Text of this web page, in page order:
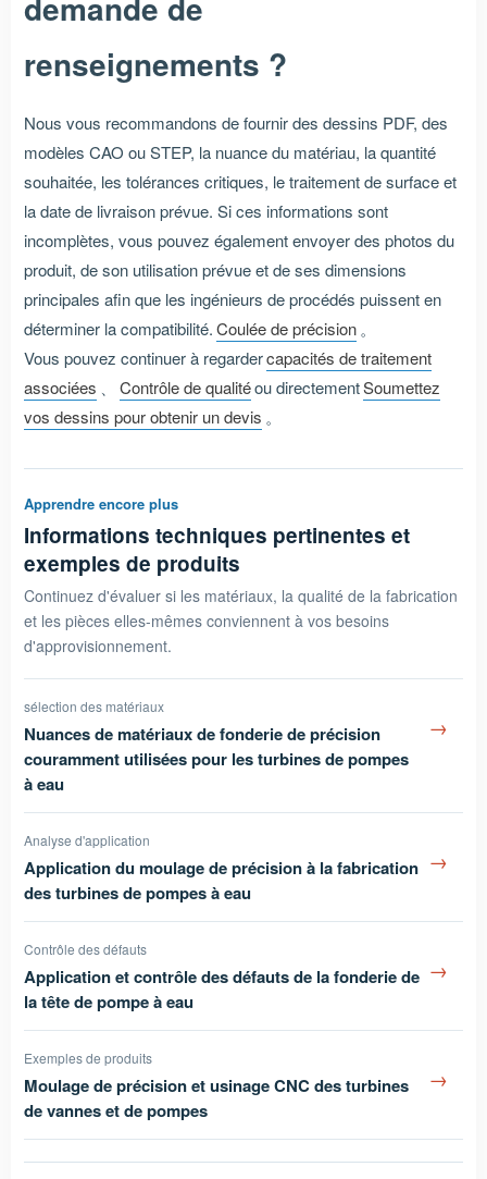
renseignements ?
Nous vous recommandons de fournir des dessins PDF, des
modèles CAO ou STEP, la nuance du matériau, la quantité
souhaitée, les tolérances critiques, le traitement de surface et
la date de livraison prévue. Si ces informations sont
incomplètes, vous pouvez également envoyer des photos du
produit, de son utilisation prévue et de ses dimensions
principales afin que les ingénieurs de procédés puissent en
déterminer la compatibilité.Coulée de précision 。
Vous pouvez continuer à regardercapacités de traitement
associées
Contrôle de qualitéou directementSoumettez
vos dessins pour obtenir un devis 。
Apprendre encore plus
Informations techniques pertinentes et
exemples de produits
Continuez d'évaluer si les matériaux, la qualité de la fabrication
et les pièces elles-mêmes conviennent à vos besoins
d'approvisionnement.
sélection des matériaux
Nuances de matériaux de fonderie de précision
couramment utilisées pour les turbines de pompes
à eau
→
Analyse d'application
Application du moulage de précision à la fabrication
des turbines de pompes à eau
→
Contrôle des défauts
Application et contrôle des défauts de la fonderie de
la tête de pompe à eau
→
Exemples de produits
Moulage de précision et usinage CNC des turbines
de vannes et de pompes
→